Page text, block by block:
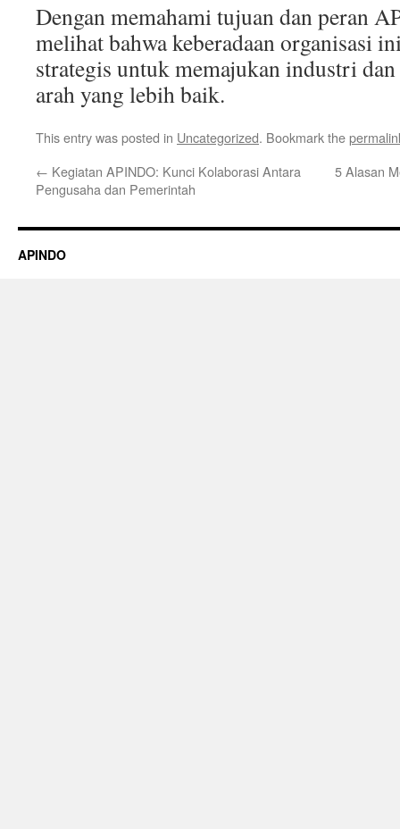
Dengan memahami tujuan dan peran
melihat bahwa keberadaan organisasi
strategis untuk memajukan industri
arah yang lebih baik.
This entry was posted in Uncategorized. Bookmark the
← Kegiatan APINDO: Kunci Kolaborasi Antara
Pengusaha dan Pemerintah
5 Alasan
APINDO